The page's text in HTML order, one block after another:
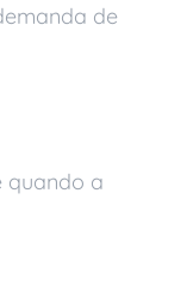
de
quando a